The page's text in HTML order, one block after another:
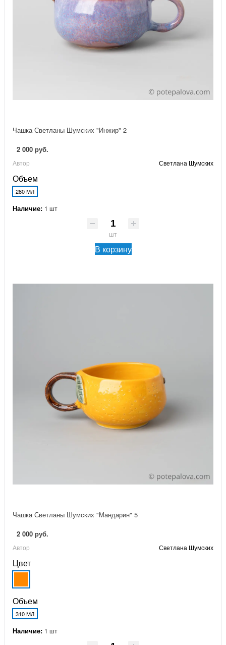
Чашка Светланы Шумских "Инжир" 2
2 000 руб.
Автор Светлана Шумских
Объем
280 МЛ
Наличие: 1 шт
шт
В корзину
Чашка Светланы Шумских "Мандарин" 5
2 000 руб.
Автор Светлана Шумских
Цвет
Объем
310 МЛ
Наличие: 1 шт